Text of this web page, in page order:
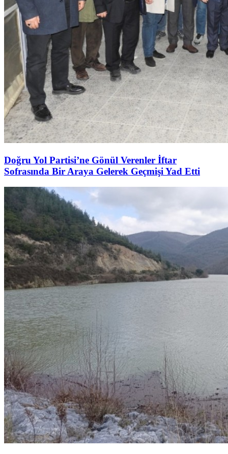
Doğru Yol Partisi’ne Gönül Verenler İftar
Sofrasında Bir Araya Gelerek Geçmişi Yad Etti